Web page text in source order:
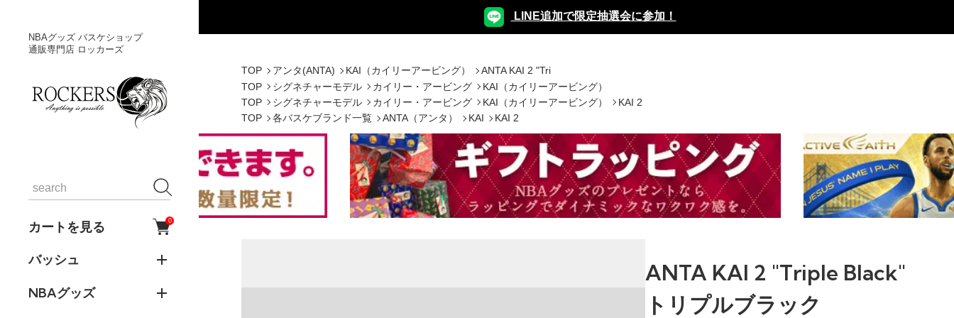
NBAグッズ バスケショップ
通販専門店 ロッカーズ
カートを見る 0
バッシュ
NBAグッズ
LINE追加で限定抽選会に参加！
TOP アンタ(ANTA) KAI（カイリーアービング）
ANTA KAI 2 "Tri
TOP
シグネチャーモデル カイリー・アービング
KAI（カイリーアービング）
TOP
シグネチャーモデル カイリー・アービング KAI（カイリーアービング）
KAI 2
TOP
各バスケブランド一覧 ANTA（アンタ） KAI KAI 2
ANTA KAI 2 "Triple Black"
トリプルブラック